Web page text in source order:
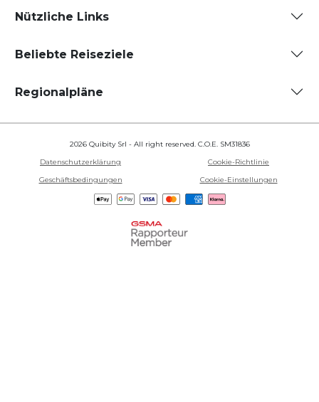
Nützliche Links
Beliebte Reiseziele
Regionalpläne
2026 Quibity Srl - All right reserved. C.O.E. SM31836
Datenschutzerklärung
Cookie-Richtlinie
Geschäftsbedingungen
Cookie-Einstellungen